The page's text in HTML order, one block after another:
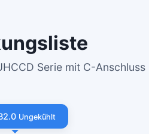
Serie mit C-
Ungekühlt